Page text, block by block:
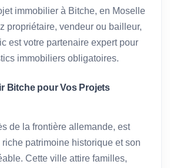
immobilier à Bitche, en Moselle
propriétaire, vendeur ou bailleur,
est votre partenaire expert pour
immobiliers obligatoires.
Bitche pour Vos Projets
de la frontière allemande, est
patrimoine historique et son
Cette ville attire familles,